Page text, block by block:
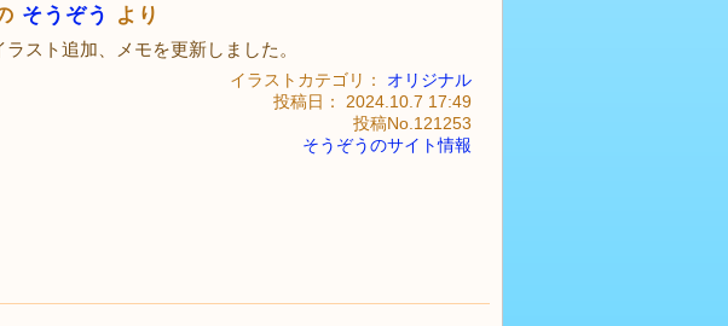
そうぞう より
スト追加、メモを更新しました。
イラストカテゴリ： オリジナル
投稿日： 2024.10.7 17:49
投稿No.121253
そうぞうのサイト情報